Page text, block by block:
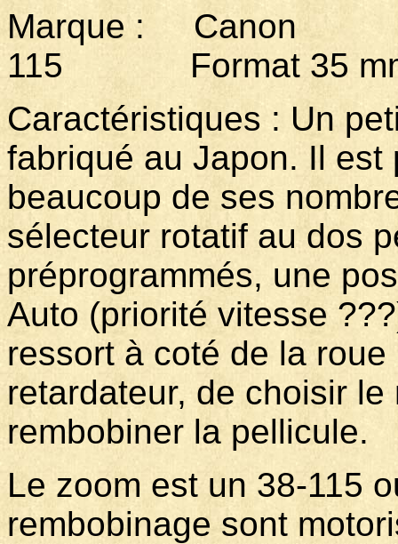
Marque : Canon
115 Format 35 mm
Caractéristiques : Un
fabriqué au Japon. Il
beaucoup de ses
sélecteur rotatif au dos
préprogrammés, une
Auto (priorité vitesse
ressort à coté de la
retardateur, de choisir
rembobiner la pellicule.
Le zoom est un 38-115
rembobinage sont